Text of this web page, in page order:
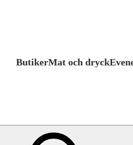
ButikerMat och dryck